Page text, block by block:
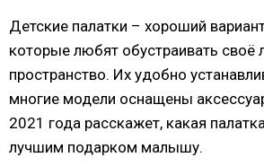
Детские палатки – хороший
которые любят обустраивать своё
пространство. Их удобно
многие модели оснащены
2021 года расскажет, какая
лучшим подарком малышу.